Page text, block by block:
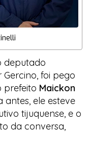
deputado
Gercino, foi pego
prefeito Maickon
antes, ele esteve
tijuquense, e o
da conversa,